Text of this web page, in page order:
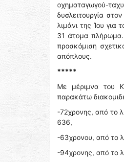
οχηματαγωγού-
δυσλειτουργία
λιμάνι της Ίου
31 άτομα πλήρωμα.
προσκόμιση
απόπλους.
*****
Με μέριμνα του
παρακάτω
-72χρονης, από το
636,
-63χρονου, από το
-94χρονης, από το